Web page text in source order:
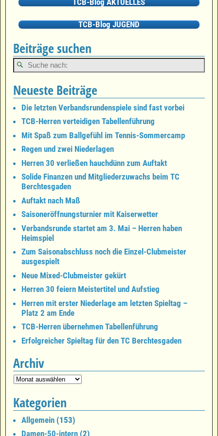
TCB-Blog AKTUELLES
TCB-Blog JUGEND
Beiträge suchen
Neueste Beiträge
Die letzten Verbandsrundenspiele sind fast vorbei
TCB-Herren verteidigen Tabellenführung
Mit Spaß zum Ballgefühl im Tennis-Sommercamp
Regen und zwei Niederlagen
Herren 30 verließen hauchdünn zum Auftakt
Solide Finanzen und Mitgliederzuwachs beim TC
Berchtesgaden
Auftakt nach Maß
Saisoneröffnungsturnier mit Kaiserwetter
Verbandsrunde startet am 3. Mai – Herren haben
Heimspiel
Zum Saisonabschluss noch die Einzel-Clubmeister
ausgespielt
Neue Mixed-Clubmeister gekürt
Herren 30 feiern Meistertitel und Aufstieg
Herren mit erster Niederlage am letzten Spieltag –
Platz 2 am Ende
TCB-Herren übernehmen Tabellenführung
Erfolgreicher Spieltag für den TC Berchtesgaden
Archiv
Kategorien
Allgemein (153)
Damen-50-intern (2)